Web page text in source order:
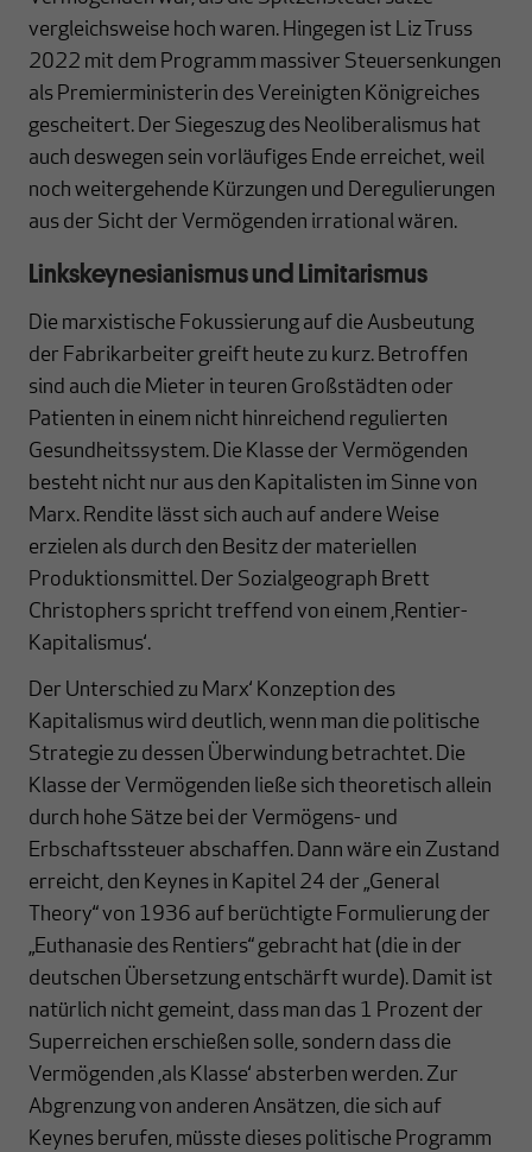
vergleichsweise hoch waren. Hingegen ist Liz Truss
2022 mit dem Programm massiver Steuersenkungen
als Premierministerin des Vereinigten Königreiches
gescheitert. Der Siegeszug des Neoliberalismus hat
auch deswegen sein vorläufiges Ende erreichet, weil
noch weitergehende Kürzungen und Deregulierungen
aus der Sicht der Vermögenden irrational wären.
Linkskeynesianismus und Limitarismus
Die marxistische Fokussierung auf die Ausbeutung
der Fabrikarbeiter greift heute zu kurz. Betroffen
sind auch die Mieter in teuren Großstädten oder
Patienten in einem nicht hinreichend regulierten
Gesundheitssystem. Die Klasse der Vermögenden
besteht nicht nur aus den Kapitalisten im Sinne von
Marx. Rendite lässt sich auch auf andere Weise
erzielen als durch den Besitz der materiellen
Produktionsmittel. Der Sozialgeograph Brett
Christophers spricht treffend von einem ‚Rentier-
Kapitalismus‘.
Der Unterschied zu Marx‘ Konzeption des
Kapitalismus wird deutlich, wenn man die politische
Strategie zu dessen Überwindung betrachtet. Die
Klasse der Vermögenden ließe sich theoretisch allein
durch hohe Sätze bei der Vermögens- und
Erbschaftssteuer abschaffen. Dann wäre ein Zustand
erreicht, den Keynes in Kapitel 24 der „General
Theory“ von 1936 auf berüchtigte Formulierung der
„Euthanasie des Rentiers“ gebracht hat (die in der
deutschen Übersetzung entschärft wurde). Damit ist
natürlich nicht gemeint, dass man das 1 Prozent der
Superreichen erschießen solle, sondern dass die
Vermögenden ‚als Klasse‘ absterben werden. Zur
Abgrenzung von anderen Ansätzen, die sich auf
Keynes berufen, müsste dieses politische Programm